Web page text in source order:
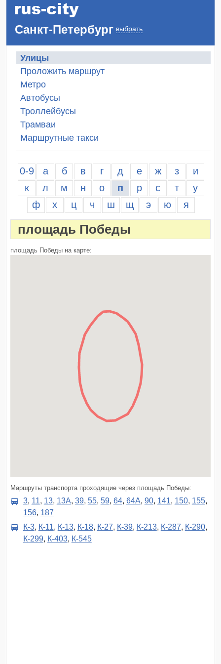
Санкт-Петербург выбрать
Улицы
Проложить маршрут
Метро
Автобусы
Троллейбусы
Трамваи
Маршрутные такси
0-9 а б в г д е ж з
и
к
л м н о п р с т
у
ф
х ц ч ш щ э ю я
площадь Победы
площадь Победы на карте:
Маршруты транспорта проходящие через площадь Победы:
3, 11, 13, 13А, 39, 55, 59, 64, 64А, 90, 141, 150, 155,
156, 187
К-3, К-11, К-13, К-18, К-27, К-39, К-213, К-287, К-290,
К-299, К-403, К-545